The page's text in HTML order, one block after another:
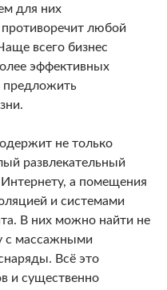
для них
любой
всего бизнес
эффективных
предложить
не только
развлекательный
а помещения
и системами
В них можно найти не
с массажными
Всё это
и существенно